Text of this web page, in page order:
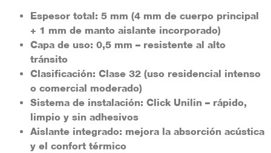
Espesor total: 5 mm (4 mm de cuerpo principal
+ 1 mm de manto aislante incorporado)
Capa de uso: 0,5 mm – resistente al alto
tránsito
Clasificación: Clase 32 (uso residencial intenso
o comercial moderado)
Sistema de instalación: Click Unilin – rápido,
limpio y sin adhesivos
Aislante integrado: mejora la absorción acústica
y el confort térmico